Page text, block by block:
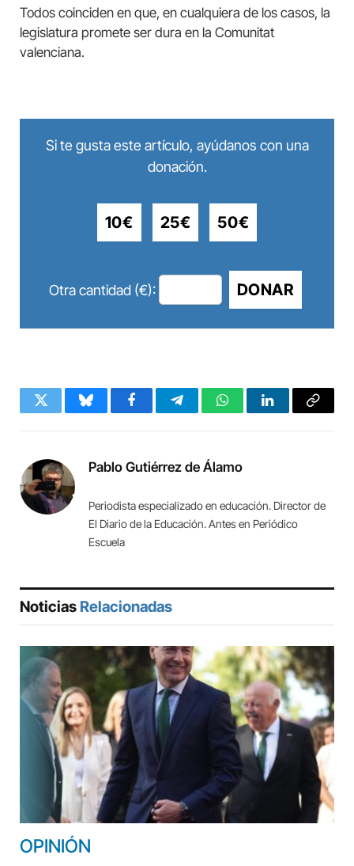
Todos coinciden en que, en cualquiera de los casos, la
legislatura promete ser dura en la Comunitat
valenciana.
Si te gusta este artículo, ayúdanos con una
donación.
10€ 25€ 50€
Otra cantidad (€): DONAR
Twitter BlueskyFacebookTelegramWhatsAppLinkedInCopy
Pablo Gutiérrez de Álamo
Periodista especializado en educación. Director de
El Diario de la Educación. Antes en Periódico
Escuela
Noticias Relacionadas
OPINIÓN